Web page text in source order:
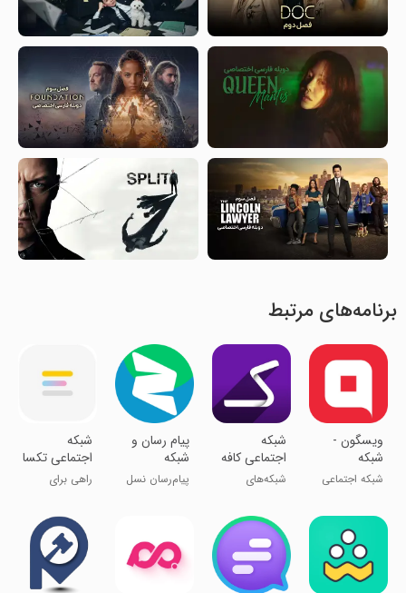
برنامه‌های مرتبط
ویسگون -
شبکه
اجتماعی
شبکه اجتماعی
شبکه
اجتماعی کافه
شبکه‌های
‏‏‏‏‏‏‏‏‏‏‏‏‏پیام‌ رسان و
شبکه
اجتماعی
چتزی
پیام‌رسان نسل
‏شبکه
اجتماعی تکسا
راهی برای